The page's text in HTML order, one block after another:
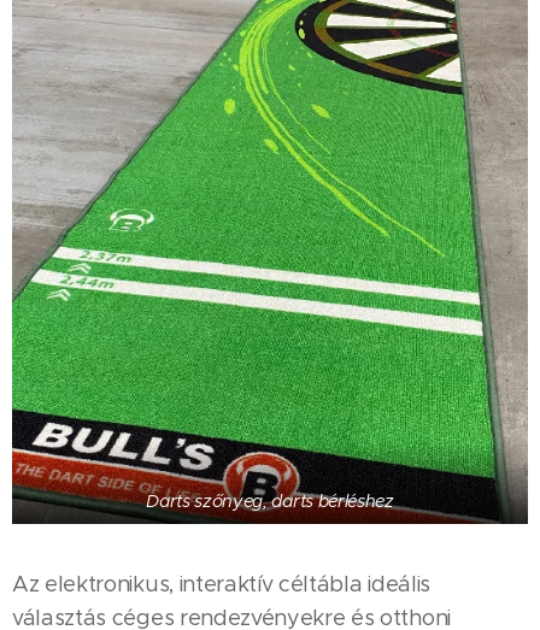
Darts szőnyeg, darts bérléshez
Az elektronikus, interaktív céltábla ideális
választás céges rendezvényekre és otthoni